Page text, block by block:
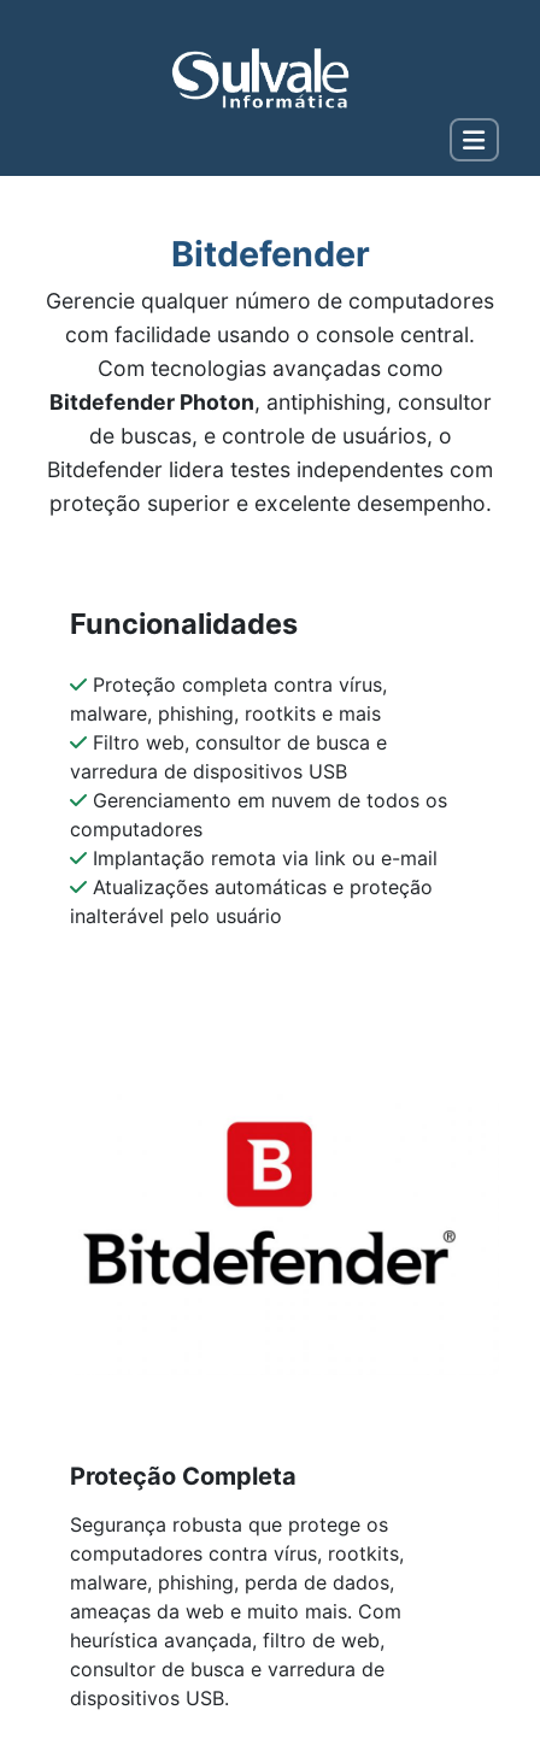
Bitdefender
Gerencie qualquer número de computadores
com facilidade usando o console central.
Com tecnologias avançadas como
Bitdefender Photon, antiphishing, consultor
de buscas, e controle de usuários, o
Bitdefender lidera testes independentes com
proteção superior e excelente desempenho.
Funcionalidades
Proteção completa contra vírus,
malware, phishing, rootkits e mais
Filtro web, consultor de busca e
varredura de dispositivos USB
Gerenciamento em nuvem de todos os
computadores
Implantação remota via link ou e-mail
Atualizações automáticas e proteção
inalterável pelo usuário
Proteção Completa
Segurança robusta que protege os
computadores contra vírus, rootkits,
malware, phishing, perda de dados,
ameaças da web e muito mais. Com
heurística avançada, filtro de web,
consultor de busca e varredura de
dispositivos USB.